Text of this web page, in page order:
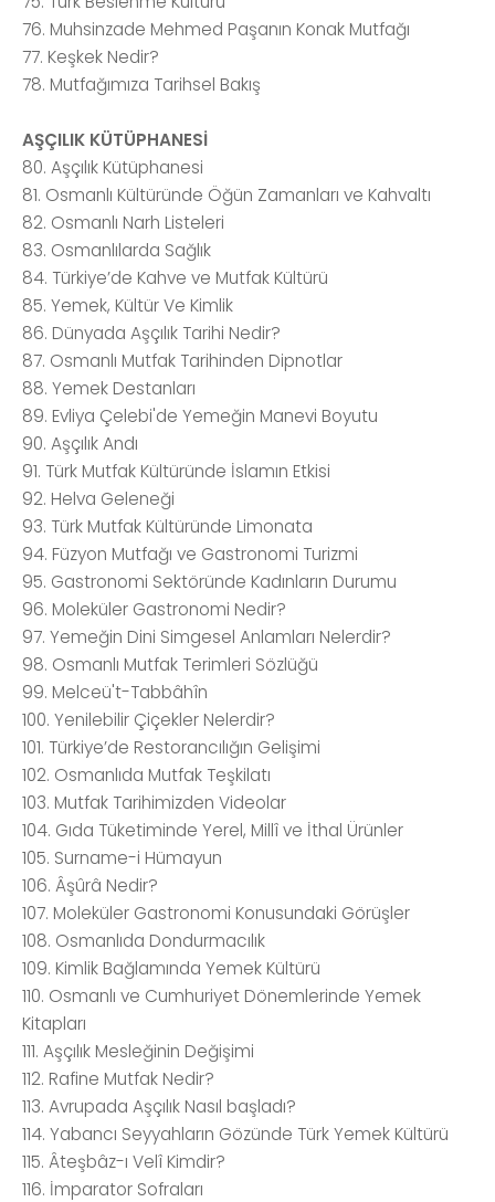
76. Muhsinzade Mehmed Paşanın Konak Mutfağı
77. Keşkek Nedir?
78. Mutfağımıza Tarihsel Bakış
AŞÇILIK KÜTÜPHANESİ
80. Aşçılık Kütüphanesi
81. Osmanlı Kültüründe Öğün Zamanları ve Kahvaltı
82. Osmanlı Narh Listeleri
83. Osmanlılarda Sağlık
84. Türkiye’de Kahve ve Mutfak Kültürü
85. Yemek, Kültür Ve Kimlik
86. Dünyada Aşçılık Tarihi Nedir?
87. Osmanlı Mutfak Tarihinden Dipnotlar
88. Yemek Destanları
89. Evliya Çelebi'de Yemeğin Manevi Boyutu
90. Aşçılık Andı
91. Türk Mutfak Kültüründe İslamın Etkisi
92. Helva Geleneği
93. Türk Mutfak Kültüründe Limonata
94. Füzyon Mutfağı ve Gastronomi Turizmi
95. Gastronomi Sektöründe Kadınların Durumu
96. Moleküler Gastronomi Nedir?
97. Yemeğin Dini Simgesel Anlamları Nelerdir?
98. Osmanlı Mutfak Terimleri Sözlüğü
99. Melceü't-Tabbâhîn
100. Yenilebilir Çiçekler Nelerdir?
101. Türkiye’de Restorancılığın Gelişimi
102. Osmanlıda Mutfak Teşkilatı
103. Mutfak Tarihimizden Videolar
104. Gıda Tüketiminde Yerel, Millî ve İthal Ürünler
105. Surname-i Hümayun
106. Âşûrâ Nedir?
107. Moleküler Gastronomi Konusundaki Görüşler
108. Osmanlıda Dondurmacılık
109. Kimlik Bağlamında Yemek Kültürü
110. Osmanlı ve Cumhuriyet Dönemlerinde Yemek
Kitapları
111. Aşçılık Mesleğinin Değişimi
112. Rafine Mutfak Nedir?
113. Avrupada Aşçılık Nasıl başladı?
114. Yabancı Seyyahların Gözünde Türk Yemek Kültürü
115. Âteşbâz-ı Velî Kimdir?
116. İmparator Sofraları